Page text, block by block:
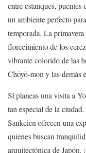
entre estanques,
un ambiente perfecto
temporada. La
florecimiento de los
vibrante colorido de las
Chōyō-mon y las demás
Si planeas una visita a
tan especial de la
Sankeien ofrecen una
quienes buscan
arquitectónica de Japón.